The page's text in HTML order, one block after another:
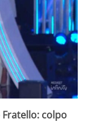
Fratello: colpo